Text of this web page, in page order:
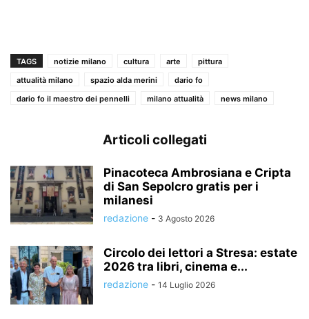
TAGS notizie milano cultura arte
pittura
attualità milano
spazio alda merini
dario fo
dario fo il maestro dei pennelli
milano attualità news milano
Articoli collegati
Pinacoteca Ambrosiana e Cripta
di San Sepolcro gratis per i
milanesi
redazione - 3 Agosto 2026
Circolo dei lettori a Stresa: estate
2026 tra libri, cinema e...
redazione - 14 Luglio 2026